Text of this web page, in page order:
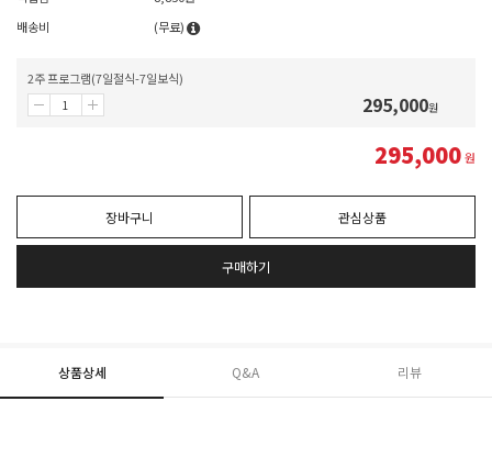
배송비
(무료)
2주 프로그램(7일절식-7일보식)
295,000원
295,000원
장바구니 관심상품
구매하기
상품상세 Q&A 리뷰